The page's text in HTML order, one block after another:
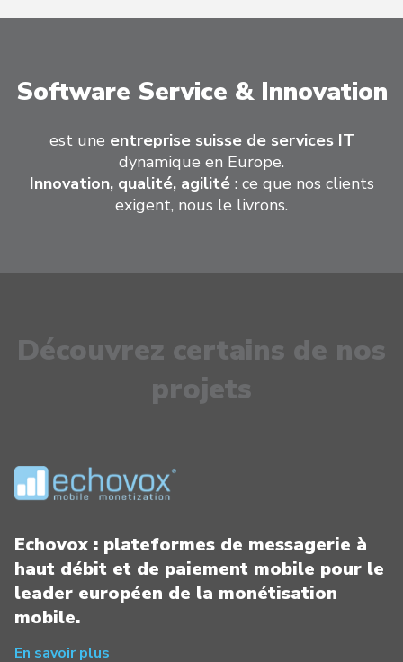
Software Service & Innovation
est une entreprise suisse de services IT
dynamique en Europe.
Innovation, qualité, agilité: ce que nos clients
exigent, nous le livrons.
Découvrez certains de nos
projets
Echovox : plateformes de messagerie à
haut débit et de paiement mobile pour le
leader européen de la monétisation
mobile.
En savoir plus